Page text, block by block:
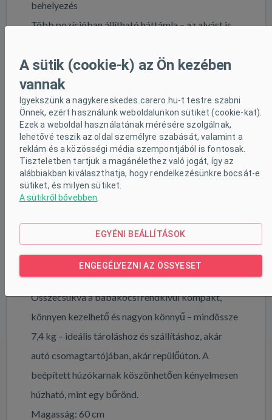
behelyezés
Több pozícióban állítható háttámla – az alvást is
Állítható lábtartó – követi a gyermek növekedését
Lábtakaró – a csomag része
A babakocsihoz praktikus lábtakaró tartozik,
amely védelmet nyújt a szél, a hideg és az enyhe
eső ellen. Tartós, könnyen tisztítható anyagból
készült, tökéletesen illeszkedik a babakocsi
kialakításához, biztosítva a baba melegét és
kényelmét hűvösebb napokon is. A lábtakaró
köszönhetően, és esztétikusan illik a babakocsi
megjelenéséhez.
A babakocsi méretei összecsukva:
Összecsukva a babakocsi rendkívül kompakt,
könnyen kezelhető és nagyon könnyű – mindössze
7,4 kg – ideális tároláshoz és szállításhoz, akár
autó csomagtartójában, akár repülőúton. A
beépített húzókarnak köszönhetően kényelmesen
húzható, mint egy bőrönd.
Magasság: 60 cm
A sütik (cookie-k) az Ön kezében
vannak
Igyekszünk a nagykereskedes.carero.hu-t testre szabni
Önnek, ezért használunk weboldalunkon sütiket (cookie-kat).
Ezek a weboldal használatának mérésére szolgálnak,
lehetővé teszik az oldal személyre szabását, valamint a
reklám és a közösségi média szempontjából is fontosak.
Tiszteletben tartjuk a magánélethez való jogát, így az
alábbiakban kiválaszthatja, hogy rendelkezésünkre bocsát-e
sütiket, és milyen sütiket.
A sütikről bővebben
EGYÉNI BEÁLLÍTÁSOK
ENGEGÉLYEZNI AZ ÖSSYESET